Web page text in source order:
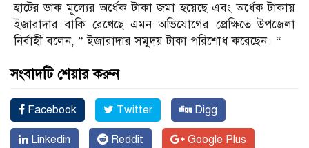
হাটের ডাক মূল্যের অর্ধেক টাকা জমা হয়েছে এবং অর্ধেক টাকায়
ইজারাদার বাকি রেখেছে এমন অভিযোগের প্রেক্ষিতে উপজেলা
নির্বাহী বলেন, ” ইজারাদার সমুদয় টাকা পরিশোধ করেছেন। “
সংবাদটি শেয়ার করুন
Facebook Twitter Digg
Linkedin Reddit Google Plus